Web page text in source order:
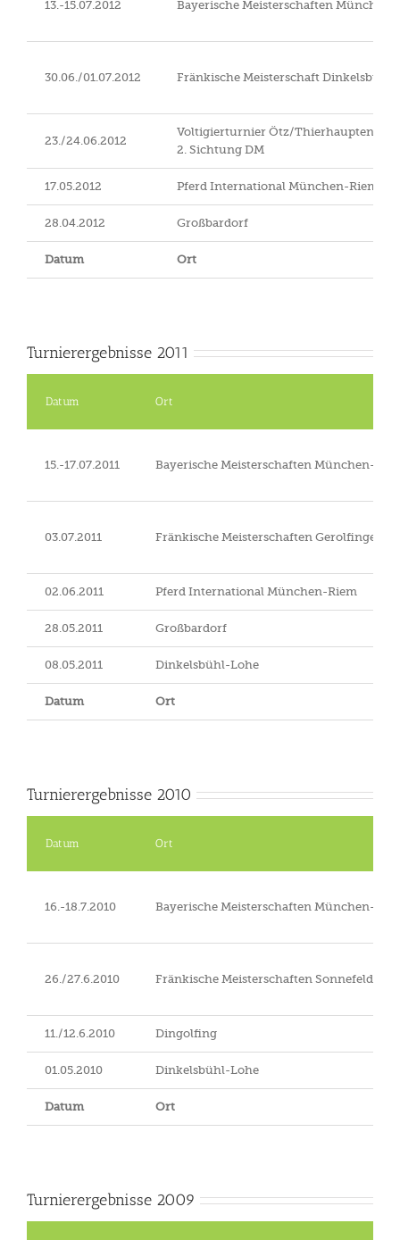
13.-15.07.2012 Bayerische Meisterschaften München-
30.06./01.07.2012 Fränkische Meisterschaft Dinkelsbühl-
23./24.06.2012
Voltigierturnier Ötz/Thierhaupten
2. Sichtung DM
17.05.2012 Pferd International München-Riem
28.04.2012 Großbardorf
Datum Ort
Turnierergebnisse 2011
Datum Ort
15.-17.07.2011 Bayerische Meisterschaften München-
03.07.2011 Fränkische Meisterschaften Gerolfingen
02.06.2011 Pferd International München-Riem
28.05.2011 Großbardorf
08.05.2011 Dinkelsbühl-Lohe
Datum Ort
Turnierergebnisse 2010
Datum Ort
16.-18.7.2010 Bayerische Meisterschaften München-
26./27.6.2010 Fränkische Meisterschaften Sonnefeld-
11./12.6.2010 Dingolfing
01.05.2010 Dinkelsbühl-Lohe
Datum Ort
Turnierergebnisse 2009